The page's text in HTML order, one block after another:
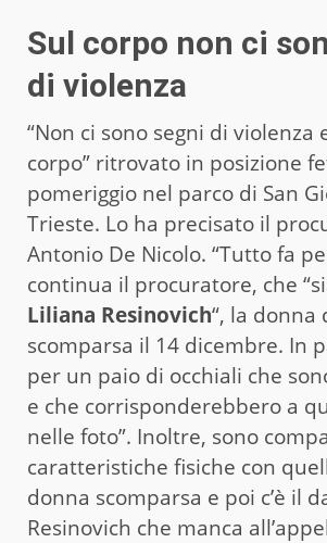
Sul corpo non ci
di violenza
“Non ci sono segni di violenza
corpo” ritrovato in posizione
pomeriggio nel parco di San
Trieste. Lo ha precisato il
Antonio De Nicolo. “Tutto fa
continua il procuratore, che
Liliana Resinovich“, la donna
scomparsa il 14 dicembre. In
per un paio di occhiali che
e che corrisponderebbero a
nelle foto”. Inoltre, sono
caratteristiche fisiche con
donna scomparsa e poi c’è il
Resinovich che manca